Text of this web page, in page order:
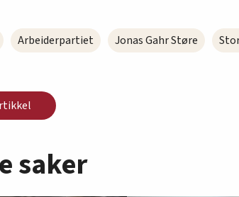
Arbeiderpartiet Jonas Gahr Støre
saker